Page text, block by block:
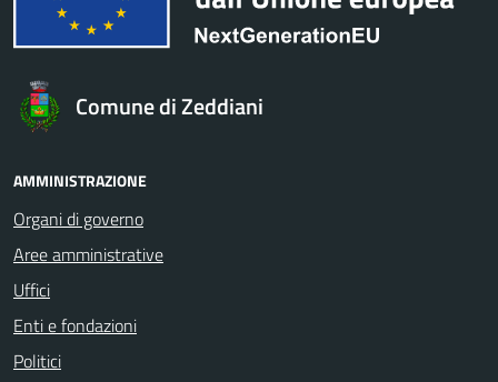
Comune di Zeddiani
AMMINISTRAZIONE
Organi di governo
Aree amministrative
Uffici
Enti e fondazioni
Politici